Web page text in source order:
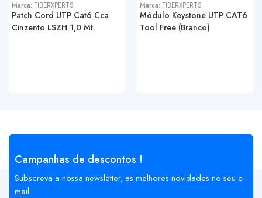
Marca: FIBERXPERTS
Patch Cord UTP Cat6 Cca
Cinzento LSZH 1,0 Mt.
Marca: FIBERXPERTS
Módulo Keystone UTP CAT6
Tool Free (Branco)
Campanhas de descontos !
Subscreva a nossa newsletter, as melhores novidades no seu e-
mail